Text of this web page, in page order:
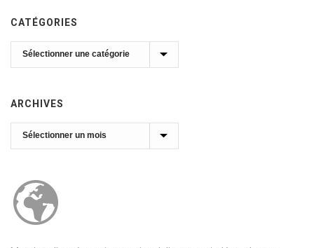
CATÉGORIES
Catégories
ARCHIVES
Archives